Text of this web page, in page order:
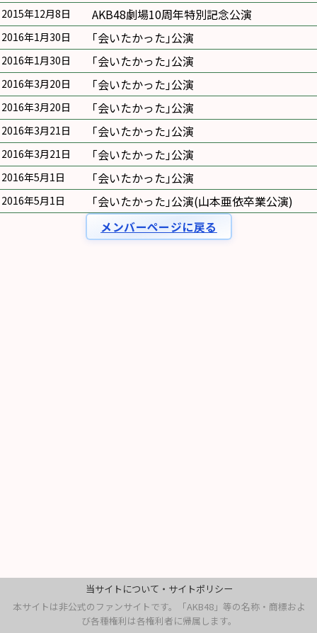
2015年12月8日 AKB48劇場10周年特別記念公演
2016年1月30日 ｢会いたかった｣公演
2016年1月30日 ｢会いたかった｣公演
2016年3月20日 ｢会いたかった｣公演
2016年3月20日 ｢会いたかった｣公演
2016年3月21日 ｢会いたかった｣公演
2016年3月21日 ｢会いたかった｣公演
2016年5月1日 ｢会いたかった｣公演
2016年5月1日 ｢会いたかった｣公演(山本亜依卒業公演)
メンバーページに戻る
当サイトについて・サイトポリシー
本サイトは非公式のファンサイトです。「AKB48」等の名称・商標およ
び各種権利は各権利者に帰属します。